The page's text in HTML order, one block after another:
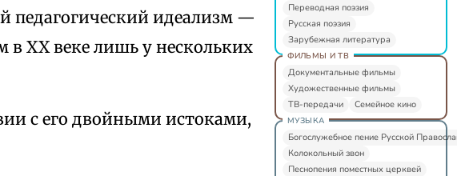
идеализм —
XX веке лишь у нескольких
с его двойными истоками,
Переводная поэзия
Русская поэзия
Зарубежная литература
ФИЛЬМЫ И ТВ
Документальные фильмы
Художественные фильмы
ТВ-передачи
Семейное кино
МУЗЫКА
Богослужебное пение Русской
Колокольный звон
Песнопения поместных церквей